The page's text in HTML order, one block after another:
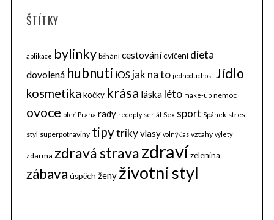
ŠTÍTKY
aplikace bylinky běhání cestovánícvičení dieta
dovolená hubnutí iOS jak na to jednoduchost Jídlo
kosmetika kočky krása láska léto make-up nemoc
ovoce pleť Praha rady recepty seriál Sex sport Spánek stres
styl superpotraviny tipytrikyvlasy volný čas vztahy výlety
zdarma zdravá stravazdravízelenina
zábava úspěch ženy životní styl